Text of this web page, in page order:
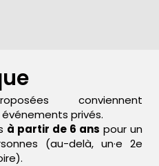
conviennent
privés.
à partir de 6 ans pour un
(au-delà, un·e 2e